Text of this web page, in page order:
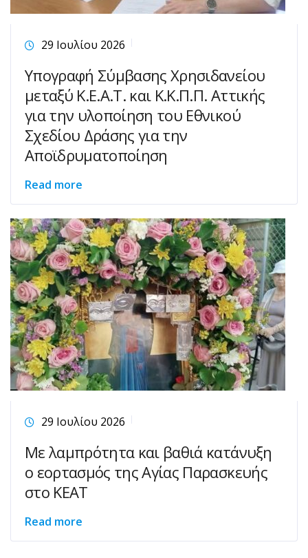
29 Ιουλίου 2026
Υπογραφή Σύμβασης Χρησιδανείου
μεταξύ Κ.Ε.Α.Τ. και Κ.Κ.Π.Π. Αττικής
για την υλοποίηση του Εθνικού
Σχεδίου Δράσης για την
Αποϊδρυματοποίηση
Read more
29 Ιουλίου 2026
Με λαμπρότητα και βαθιά κατάνυξη
ο εορτασμός της Αγίας Παρασκευής
στο ΚΕΑΤ
Read more